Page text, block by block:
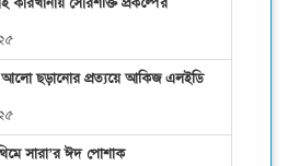
কারখানায় সৌরশক্তি প্রকল্পের
আলো ছড়ানোর প্রত্যয়ে আকিজ এলইডি
সারা’র ঈদ পোশাক